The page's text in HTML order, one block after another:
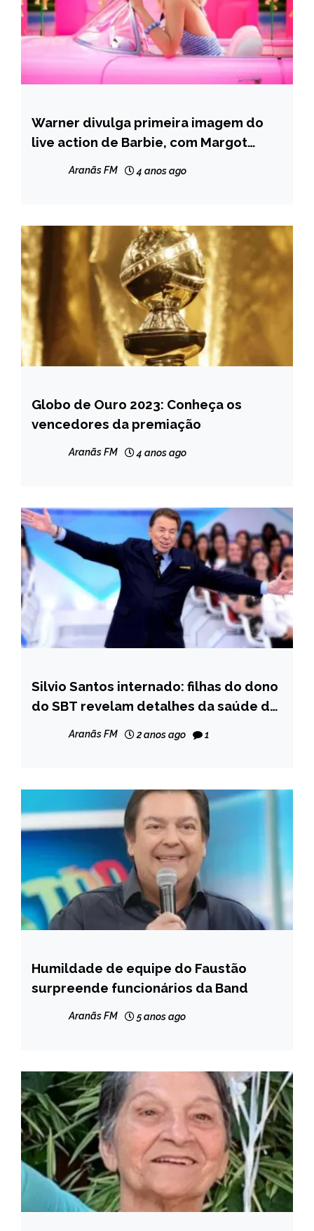
ENTRETENIMENTO
Warner divulga primeira imagem do
live action de Barbie, com Margot
Aranãs FM 4 anos ago
ENTRETENIMENTO
Globo de Ouro 2023: Conheça os
vencedores da premiação
Aranãs FM 4 anos ago
ENTRETENIMENTO
Silvio Santos internado: filhas do dono
do SBT revelam detalhes da saúde do
Aranãs FM 2 anos ago 1
ENTRETENIMENTO
Humildade de equipe do Faustão
surpreende funcionários da Band
Aranãs FM 5 anos ago